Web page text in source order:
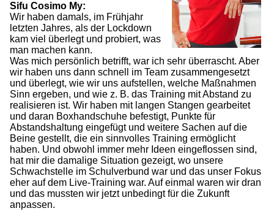
Sifu Cosimo My:
Wir haben damals, im Frühjahr
letzten Jahres, als der Lockdown
kam viel überlegt und probiert, was
man machen kann.
Was mich persönlich betrifft, war ich sehr überrascht. Aber
wir haben uns dann schnell im Team zusammengesetzt
und überlegt, wie wir uns aufstellen, welche Maßnahmen
Sinn ergeben, und wie z. B. das Training mit Abstand zu
realisieren ist. Wir haben mit langen Stangen gearbeitet
und daran Boxhandschuhe befestigt, Punkte für
Abstandshaltung eingefügt und weitere Sachen auf die
Beine gestellt, die ein sinnvolles Training ermöglicht
haben. Und obwohl immer mehr Ideen eingeflossen sind,
hat mir die damalige Situation gezeigt, wo unsere
Schwachstelle im Schulverbund war und das unser Fokus
eher auf dem Live-Training war. Auf einmal waren wir dran
und das mussten wir jetzt unbedingt für die Zukunft
anpassen.